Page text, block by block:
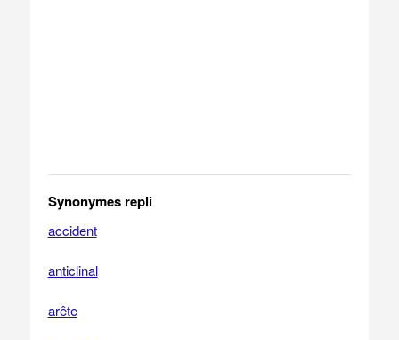
Synonymes repli
accident
anticlinal
arête